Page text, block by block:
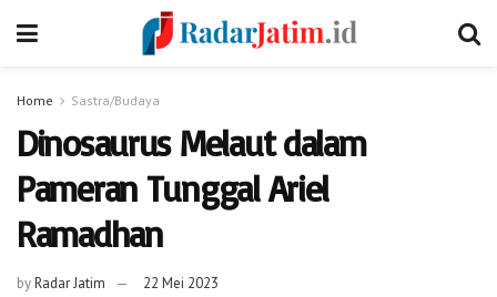
Home Sastra/Budaya
Dinosaurus Melaut dalam
Pameran Tunggal Ariel
Ramadhan
byRadar Jatim 22 Mei 2023